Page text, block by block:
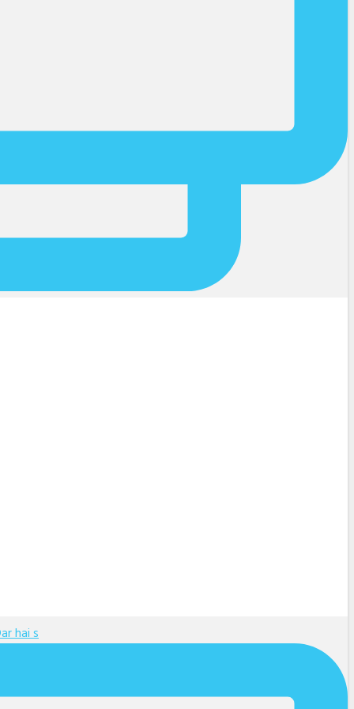
hai s